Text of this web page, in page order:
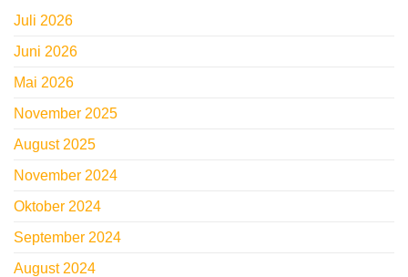
Juli 2026
Juni 2026
Mai 2026
November 2025
August 2025
November 2024
Oktober 2024
September 2024
August 2024